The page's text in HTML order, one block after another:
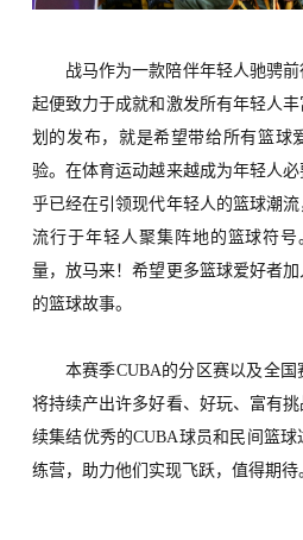
战马作为一款陪伴年轻人驰骋
起便致力于成就和激发所有年轻人
划的发布，就是希望带给所有篮球
验。在体育运动越来越成为年轻人
乎已经在引领现代年轻人的篮球潮
流行于年轻人聚集阵地的篮球符
量，放马来！希望更多篮球爱好者
的篮球故事。
本赛季CUBA的分区赛以及全
将持续产出许多好看、好玩、富有
续集结优秀的CUBA球员和民间篮球
练营，助力他们实现飞跃，值得期待